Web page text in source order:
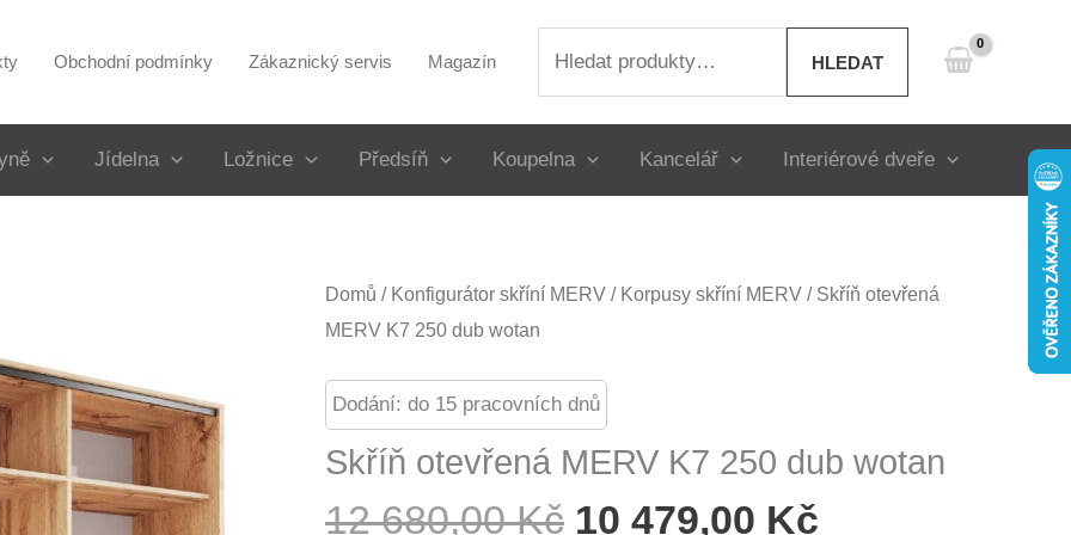
Obchodní podmínky Zákaznický servis Magazín HLEDAT
Jídelna Ložnice Předsíň Koupelna Kancelář Interiérové dveře
Domů / Konfigurátor skříní MERV / Korpusy skříní MERV / Skříň otevřená
MERV K7 250 dub wotan
Dodání: do 15 pracovních dnů
Skříň otevřená MERV K7 250 dub wotan
12 680,00Kč Původní
10 479,00 Kč